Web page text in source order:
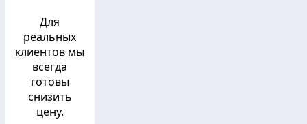
Для
реальных
клиентов мы
всегда
готовы
снизить
цену.